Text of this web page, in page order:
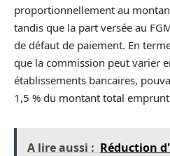
proportionnellement au
tandis que la part versée au
de défaut de paiement. En
que la commission peut varier
établissements bancaires,
1,5 % du montant total
A lire aussi : Réduction